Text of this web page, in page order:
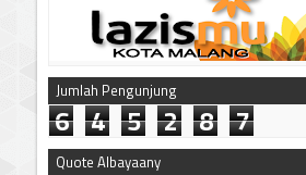
Jumlah Pengunjung
6 4 5 2 8 7
Quote Albayaany